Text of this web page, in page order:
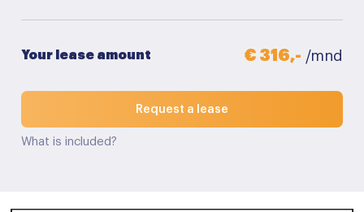
Your lease amount € 316,- /mnd
Request a lease
What is included?